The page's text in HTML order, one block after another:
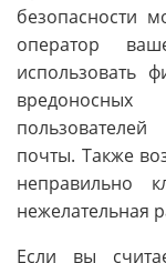
безопасности
оператор
использовать
почты. Также
неправильно
нежелательная
Если вы